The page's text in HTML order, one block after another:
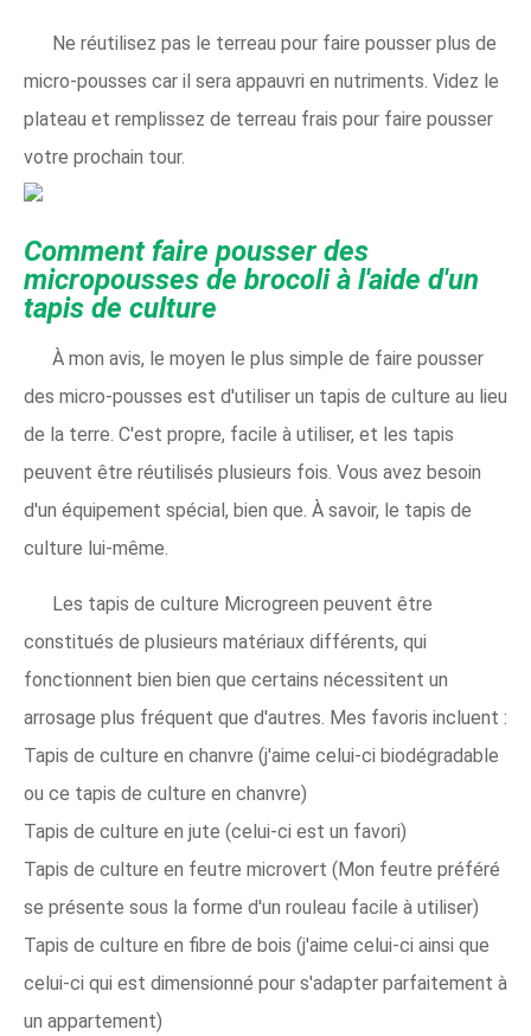
Ne réutilisez pas le terreau pour faire pousser plus de
micro-pousses car il sera appauvri en nutriments. Videz le
plateau et remplissez de terreau frais pour faire pousser
votre prochain tour.
Comment faire pousser des
micropousses de brocoli à l'aide d'un
tapis de culture
À mon avis, le moyen le plus simple de faire pousser
des micro-pousses est d'utiliser un tapis de culture au lieu
de la terre. C'est propre, facile à utiliser, et les tapis
peuvent être réutilisés plusieurs fois. Vous avez besoin
d'un équipement spécial, bien que. À savoir, le tapis de
culture lui-même.
Les tapis de culture Microgreen peuvent être
constitués de plusieurs matériaux différents, qui
fonctionnent bien bien que certains nécessitent un
arrosage plus fréquent que d'autres. Mes favoris incluent :
Tapis de culture en chanvre (j'aime celui-ci biodégradable
ou ce tapis de culture en chanvre)
Tapis de culture en jute (celui-ci est un favori)
Tapis de culture en feutre microvert (Mon feutre préféré
se présente sous la forme d'un rouleau facile à utiliser)
Tapis de culture en fibre de bois (j'aime celui-ci ainsi que
celui-ci qui est dimensionné pour s'adapter parfaitement à
un appartement)